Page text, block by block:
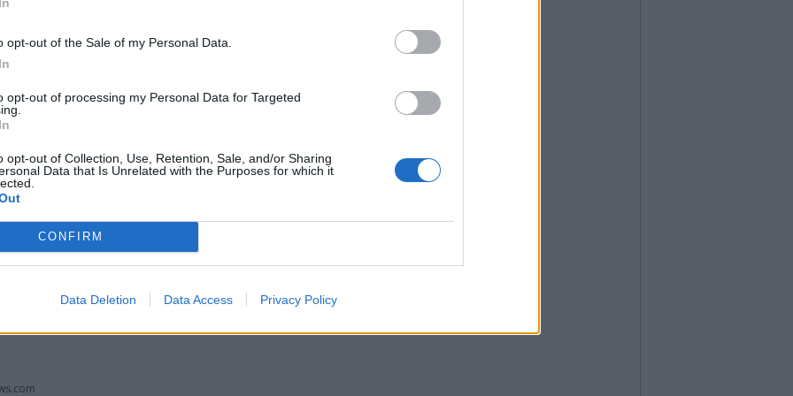
opt-out of the Sale of my Personal Data.
opt-out of processing my Personal Data for Targeted
opt-out of Collection, Use, Retention, Sale, and/or Sharing
Data that Is Unrelated with the Purposes for which it
CONFIRM
Data Deletion Data Access Privacy Policy
italiano
che dalla pittura lo avrebbe portato
sul movimento, sviluppando un
ingegneria e fenomeni naturali si
l’Italia è rimasto costante nel tempo. Oltre
, l’artista ha firmato importanti opere
di Colombo nel porto di Genova, Il luogo
Torino e Dialogo con le nuvole a Lecco.
Via Confalonieri, 5
Castronno
Tutti gli eventi
di agosto